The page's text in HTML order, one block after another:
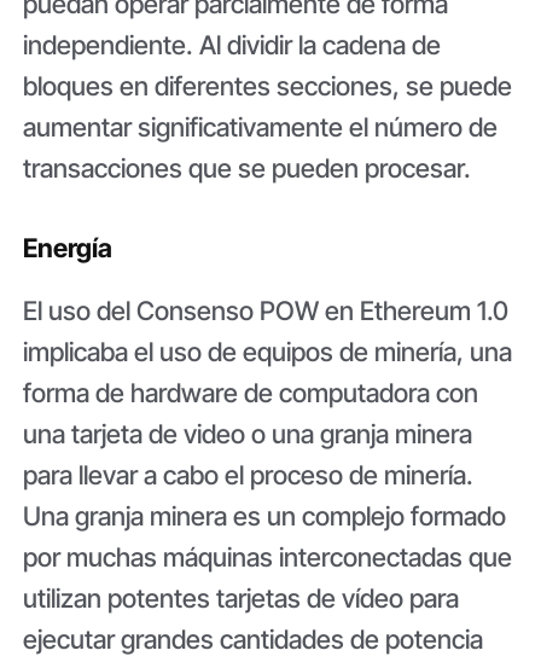
independiente. Al dividir la cadena de
bloques en diferentes secciones, se puede
aumentar significativamente el número de
transacciones que se pueden procesar.
Energía
El uso del Consenso POW en Ethereum 1.0
implicaba el uso de equipos de minería, una
forma de hardware de computadora con
una tarjeta de video o una granja minera
para llevar a cabo el proceso de minería.
Una granja minera es un complejo formado
por muchas máquinas interconectadas que
utilizan potentes tarjetas de vídeo para
ejecutar grandes cantidades de potencia